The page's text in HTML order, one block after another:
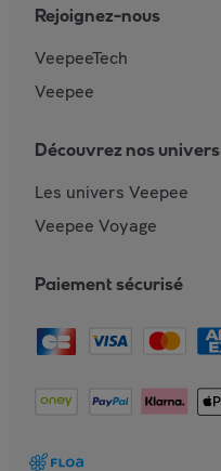
Rejoignez-nous
VeepeeTech
Veepee
Découvrez nos univers
Les univers Veepee
Veepee Voyage
Paiement sécurisé